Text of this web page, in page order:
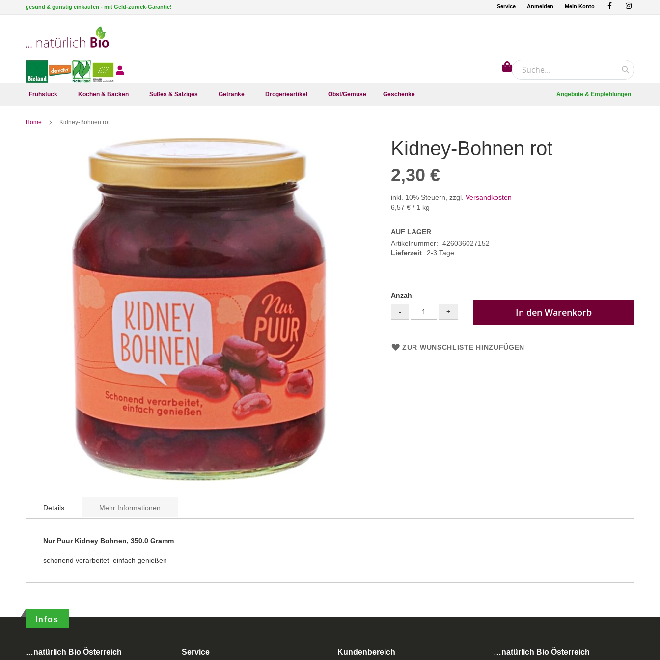
Direkt
gesund & günstig einkaufen - mit Geld-zurück-Garantie! Service Anmelden Mein Konto
Suche
Mein Warenkorb
Frühstück Kochen & Backen Süßes & Salziges Getränke Drogerieartikel Obst/Gemüse Geschenke Angebote & Empfehlungen
Home Kidney-Bohnen rot
Bildergalerie
springen
Kidney-Bohnen rot
2,30 €
inkl. 10% Steuern zzgl. Versandkosten
6,57 € / 1 kg
AUF LAGER
Artikelnummer
426036027152
Lieferzeit
2-3 Tage
Anzahl
- + In den Warenkorb
ZUR WUNSCHLISTE HINZUFÜGEN
Details
Nur Puur Kidney Bohnen, 350.0 Gramm
schonend verarbeitet, einfach genießen
Mehr Informationen
Infos
…natürlich Bio Österreich Service Kundenbereich …natürlich Bio Österreich